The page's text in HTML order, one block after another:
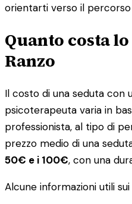
orientarti verso il percorso
Quanto costa
Ranzo
Il costo di una seduta con
psicoterapeuta varia in
professionista, al tipo di
prezzo medio di una
50€ e i 100€, con una
Alcune informazioni utili